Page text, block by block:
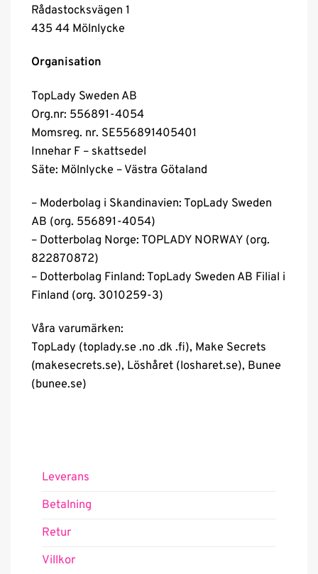
Leverans
Betalning
Retur
Villkor
Rådastocksvägen 1
435 44 Mölnlycke
Organisation
TopLady Sweden AB
Org.nr: 556891-4054
Momsreg. nr. SE556891405401
Innehar F – skattsedel
Säte: Mölnlycke – Västra Götaland
– Moderbolag i Skandinavien: TopLady Sweden
AB (org. 556891-4054)
– Dotterbolag Norge: TOPLADY NORWAY (org.
822870872)
– Dotterbolag Finland: TopLady Sweden AB Filial i
Finland (org. 3010259-3)
Våra varumärken:
TopLady (toplady.se .no .dk .fi), Make Secrets
(makesecrets.se), Löshåret (losharet.se), Bunee
(bunee.se)